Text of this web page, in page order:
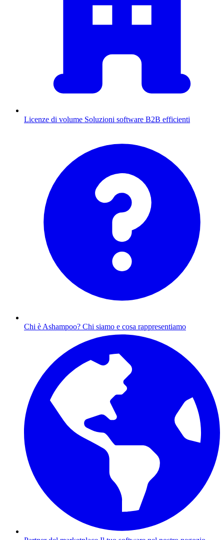
Licenze di volume Soluzioni software B2B efficienti
Chi è Ashampoo? Chi siamo e cosa rappresentiamo